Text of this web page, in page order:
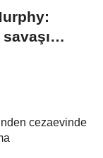
cezaevinde